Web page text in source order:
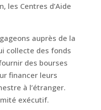
les Centres d’Aide
auprès de la
collecte des fonds
des bourses
financer leurs
à l’étranger.
exécutif.